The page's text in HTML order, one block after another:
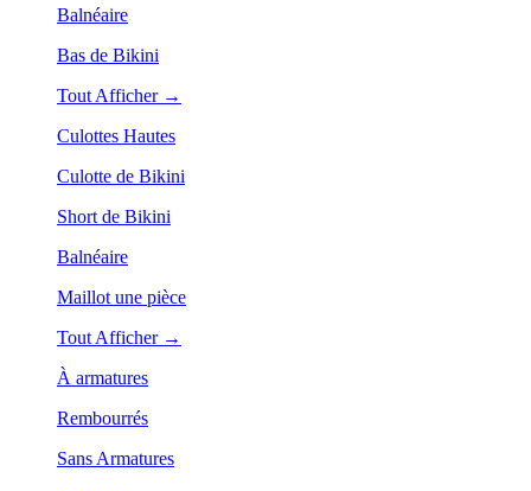
Balnéaire
Bas de Bikini
Tout Afficher →
Culottes Hautes
Culotte de Bikini
Short de Bikini
Balnéaire
Maillot une pièce
Tout Afficher →
À armatures
Rembourrés
Sans Armatures